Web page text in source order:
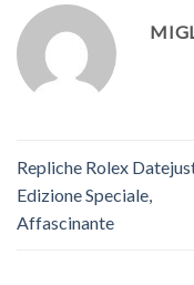
Repliche Rolex
Edizione Speciale,
Affascinante